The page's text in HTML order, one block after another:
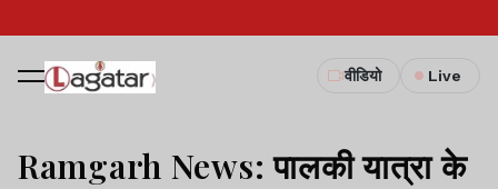
वीडियो Live
Ramgarh News: पालकी यात्रा के